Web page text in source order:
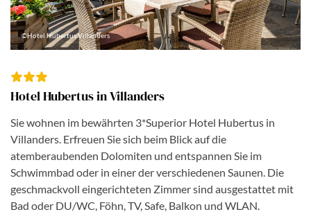
©Hotel Hubertus Villanders
Hotel Hubertus in Villanders
Sie wohnen im bewährten 3*Superior Hotel Hubertus in
Villanders. Erfreuen Sie sich beim Blick auf die
atemberaubenden Dolomiten und entspannen Sie im
Schwimmbad oder in einer der verschiedenen Saunen. Die
geschmackvoll eingerichteten Zimmer sind ausgestattet mit
Bad oder DU/WC, Föhn, TV, Safe, Balkon und WLAN.